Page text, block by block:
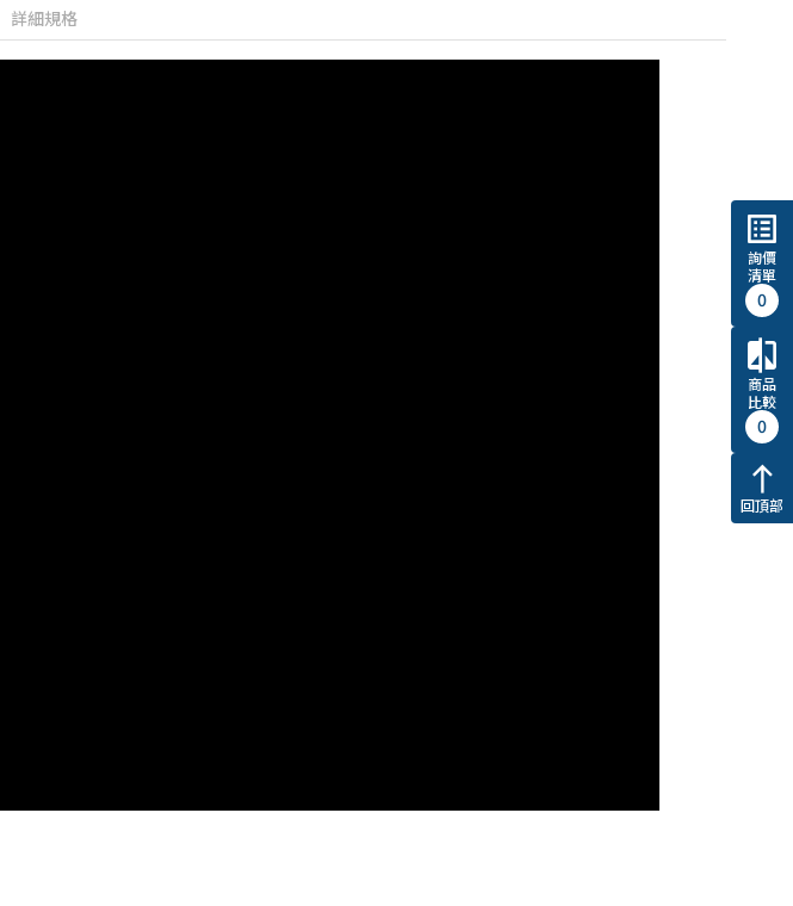
詳細規格
list_alt
詢價
清單
0
compare
商品
比較
0
north
回頂部